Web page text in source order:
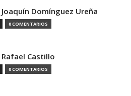
Joaquín Domínguez Ureña
0 COMENTARIOS
Rafael Castillo
0 COMENTARIOS